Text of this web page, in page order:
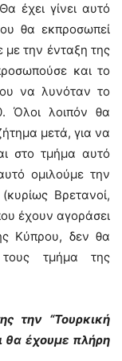
έχει γίνει αυτό
θα εκπροσωπεί
την ένταξη της
και το
να λυνόταν το
Όλοι λοιπόν θα
μετά, για να
στο τμήμα αυτό
ομιλούμε την
Βρετανοί,
έχουν αγοράσει
Κύπρου, δεν θα
τμήμα της
την “Τουρκική
θα έχουμε πλήρη